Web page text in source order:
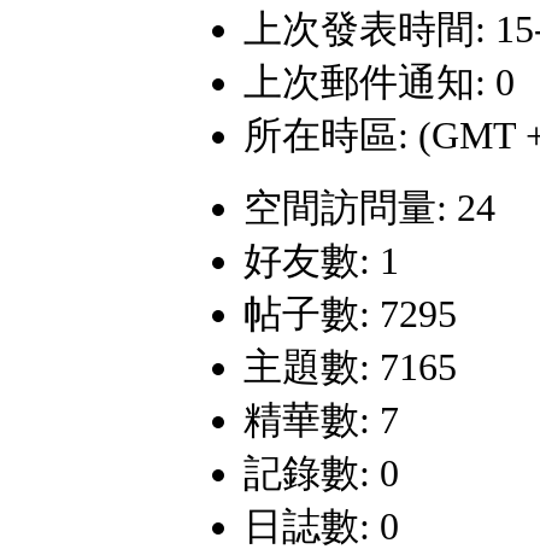
上次發表時間:
上次郵件通知: 0
所在時區: (GMT
空間訪問量: 24
好友數: 1
帖子數: 7295
主題數: 7165
精華數: 7
記錄數: 0
日誌數: 0